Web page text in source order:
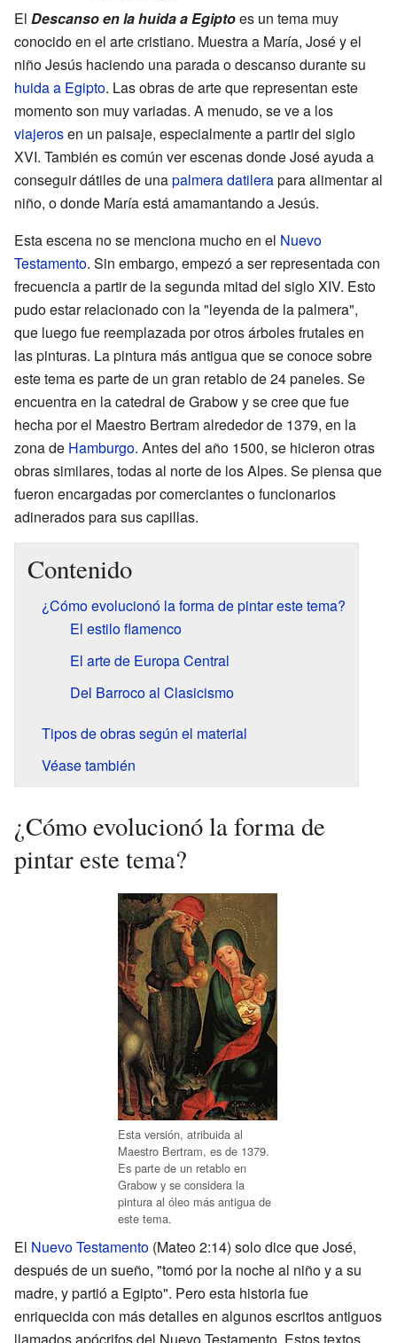
El Descanso en la huida a Egiptoes un tema muy
conocido en el arte cristiano. Muestra a María, José y el
niño Jesús haciendo una parada o descanso durante su
huida a Egipto. Las obras de arte que representan este
momento son muy variadas. A menudo, se ve a los
viajerosen un paisaje, especialmente a partir del siglo
XVI. También es común ver escenas donde José ayuda a
conseguir dátiles de unapalmera datilerapara alimentar al
niño, o donde María está amamantando a Jesús.
Esta escena no se menciona mucho en el Nuevo
Testamento. Sin embargo, empezó a ser representada con
frecuencia a partir de la segunda mitad del siglo XIV. Esto
pudo estar relacionado con la "leyenda de la palmera",
que luego fue reemplazada por otros árboles frutales en
las pinturas. La pintura más antigua que se conoce sobre
este tema es parte de un gran retablo de 24 paneles. Se
encuentra en la catedral de Grabow y se cree que fue
hecha por el Maestro Bertram alrededor de 1379, en la
zona de Hamburgo. Antes del año 1500, se hicieron otras
obras similares, todas al norte de los Alpes. Se piensa que
fueron encargadas por comerciantes o funcionarios
adinerados para sus capillas.
Contenido
¿Cómo evolucionó la forma de pintar este tema?
El estilo flamenco
El arte de Europa Central
Del Barroco al Clasicismo
Tipos de obras según el material
Véase también
¿Cómo evolucionó la forma de
pintar este tema?
Esta versión, atribuida al
Maestro Bertram, es de 1379.
Es parte de un retablo en
Grabow y se considera la
pintura al óleo más antigua de
este tema.
El Nuevo Testamento (Mateo 2:14) solo dice que José,
después de un sueño, "tomó por la noche al niño y a su
madre, y partió a Egipto". Pero esta historia fue
enriquecida con más detalles en algunos escritos antiguos
llamados apócrifos del Nuevo Testamento. Estos textos